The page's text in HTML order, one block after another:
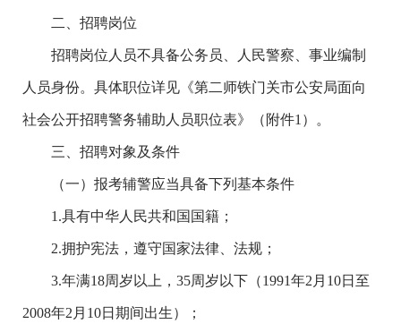
二、招聘岗位
招聘岗位人员不具备公务员、人民警察、事业编制
人员身份。具体职位详见《第二师铁门关市公安局面向
社会公开招聘警务辅助人员职位表》（附件1）。
三、招聘对象及条件
（一）报考辅警应当具备下列基本条件
1.具有中华人民共和国国籍；
2.拥护宪法，遵守国家法律、法规；
3.年满18周岁以上，35周岁以下（1991年2月10日至
2008年2月10日期间出生）；